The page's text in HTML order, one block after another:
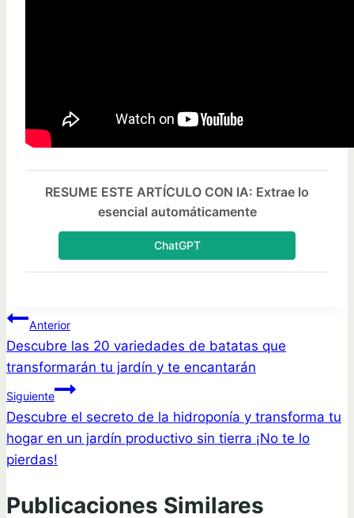
RESUME ESTE ARTÍCULO CON IA: Extrae lo
esencial automáticamente
ChatGPT
Navegación
de
entradas
Anterior
Descubre las 20 variedades de batatas que
transformarán tu jardín y te encantarán
Siguiente
Descubre el secreto de la hidroponía y transforma tu
hogar en un jardín productivo sin tierra ¡No te lo
pierdas!
Publicaciones Similares